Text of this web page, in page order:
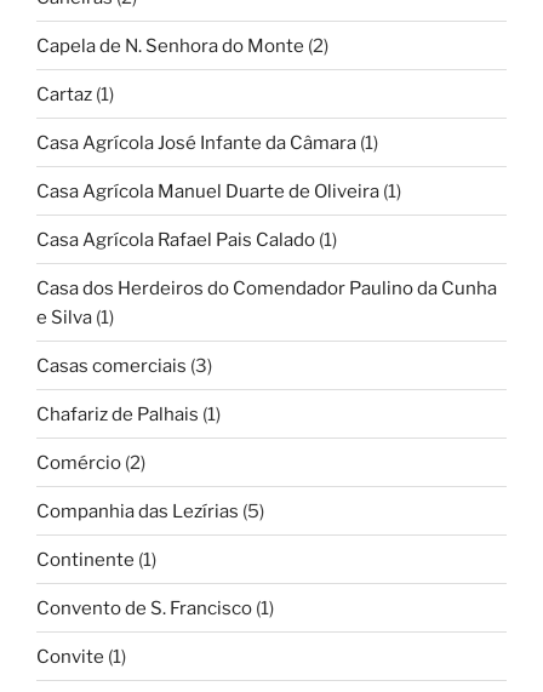
Capela de N. Senhora do Monte (2)
Cartaz (1)
Casa Agrícola José Infante da Câmara (1)
Casa Agrícola Manuel Duarte de Oliveira (1)
Casa Agrícola Rafael Pais Calado (1)
Casa dos Herdeiros do Comendador Paulino da Cunha
e Silva (1)
Casas comerciais (3)
Chafariz de Palhais (1)
Comércio (2)
Companhia das Lezírias (5)
Continente (1)
Convento de S. Francisco (1)
Convite (1)